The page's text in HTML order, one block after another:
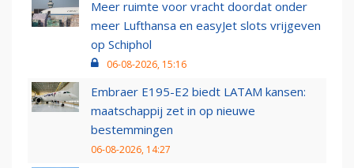
Meer ruimte voor vracht doordat onder
meer Lufthansa en easyJet slots vrijgeven
op Schiphol
06-08-2026, 15:16
Embraer E195-E2 biedt LATAM kansen:
maatschappij zet in op nieuwe
bestemmingen
06-08-2026, 14:27